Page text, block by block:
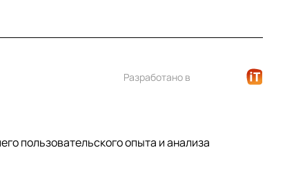
Разработано в
пользовательского опыта и анализа